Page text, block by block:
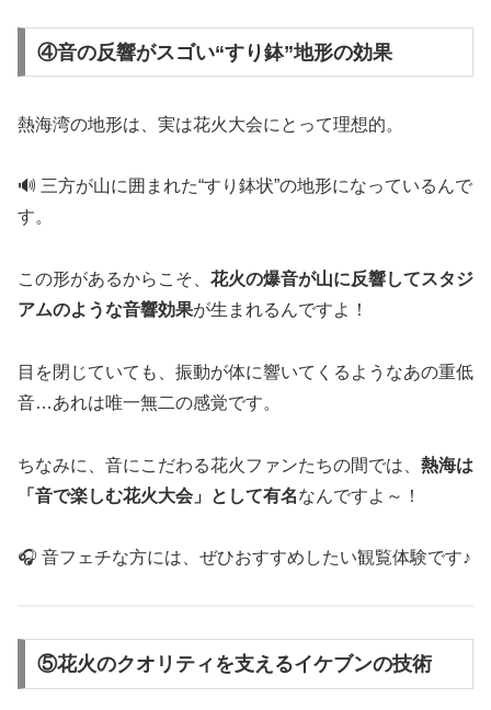
④音の反響がスゴい“すり鉢”地形の効果
熱海湾の地形は、実は花火大会にとって理想的。
🔊 三方が山に囲まれた“すり鉢状”の地形になっているんで
す。
この形があるからこそ、 花火の爆音が山に反響してスタジ
アムのような音響効果が生まれるんですよ！
目を閉じていても、振動が体に響いてくるようなあの重低
音…あれは唯一無二の感覚です。
ちなみに、音にこだわる花火ファンたちの間では、 熱海は
「音で楽しむ花火大会」として有名なんですよ～！
🎧 音フェチな方には、ぜひおすすめしたい観覧体験です♪
⑤花火のクオリティを支えるイケブンの技術